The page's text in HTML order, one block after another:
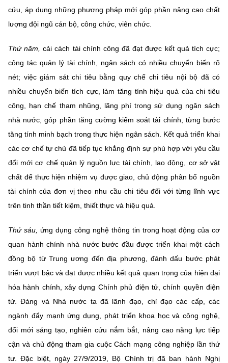
cứu, áp dụng những phương pháp mới góp phần nâng cao chất
lượng đội ngũ cán bộ, công chức, viên chức.
Thứ năm,
cải cách tài chính công đã đạt được kết quả tích cực;
công tác quản lý tài chính, ngân sách có nhiều chuyển biến rõ
nét; việc giám sát chi tiêu bằng quy chế chi tiêu nội bộ đã có
nhiều chuyển biến tích cực, làm tăng tính hiệu quả của chi tiêu
công, hạn chế tham nhũng, lãng phí trong sử dụng ngân sách
nhà nước, góp phần tăng cường kiểm soát tài chính, từng bước
tăng tính minh bạch trong thực hiện ngân sách. Kết quả triển khai
các cơ chế tự chủ đã tiếp tục khẳng định sự phù hợp với yêu cầu
đổi mới cơ chế quản lý nguồn lực tài chính, lao động, cơ sở vật
chất để thực hiện nhiệm vụ được giao, chủ động phân bổ nguồn
tài chính của đơn vị theo nhu cầu chi tiêu đối với từng lĩnh vực
trên tinh thần tiết kiệm, thiết thực và hiệu quả.
Thứ sáu, ứng dụng công nghệ thông tin trong hoạt động của cơ
quan hành chính nhà nước bước đầu được triển khai một cách
đồng bộ từ Trung ương đến địa phương, đánh dấu bước phát
triển vượt bậc và đạt được nhiều kết quả quan trọng của hiện đại
hóa hành chính, xây dựng Chính phủ điện tử, chính quyền điện
tử. Đảng và Nhà nước ta đã lãnh đạo, chỉ đạo các cấp, các
ngành đẩy mạnh ứng dụng, phát triển khoa học và công nghệ,
đổi mới sáng tạo, nghiên cứu nắm bắt, nâng cao năng lực tiếp
cận và chủ động tham gia cuộc Cách mạng công nghiệp lần thứ
tư. Đặc biệt, ngày 27/9/2019, Bộ Chính trị đã ban hành Nghị